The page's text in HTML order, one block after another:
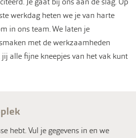
werkdag heten we je van harte
in ons team. We laten je
met de werkzaamheden
alle fijne kneepjes van het vak kunt
hebt. Vul je gegevens in en we